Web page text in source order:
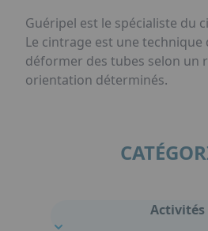
Guéripel est le spécialiste du
Le cintrage est une
déformer des tubes selon un
orientation déterminés.
Activités